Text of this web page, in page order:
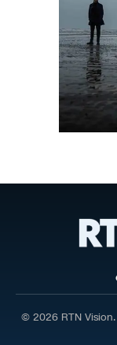
© 2026 RTN